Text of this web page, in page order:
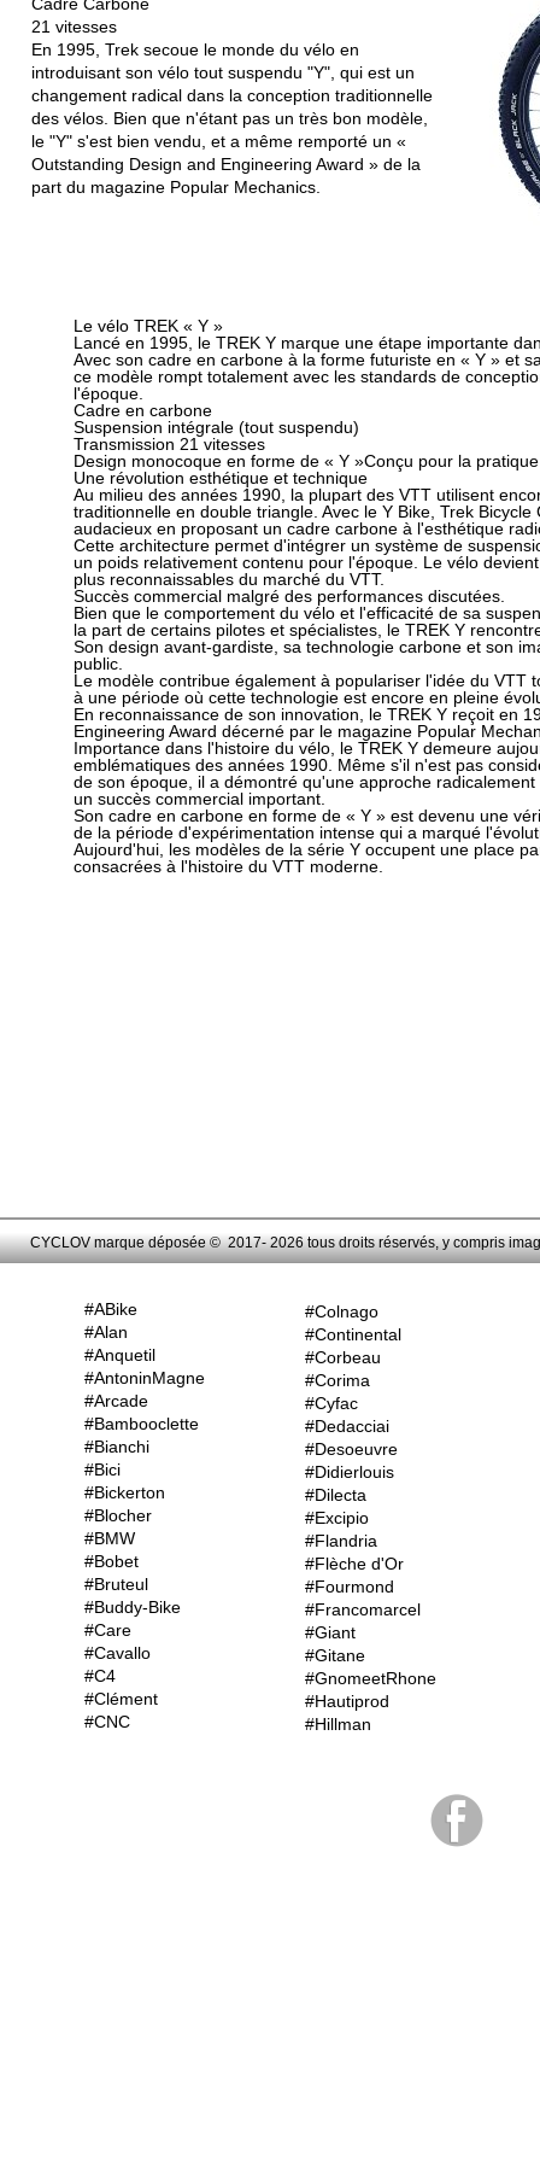
#Colnago
#Continental
#Corbeau
#Corima
#Cyfac
#Dedacciai
#Desoeuvre
#Didierlouis
#Dilecta
#Excipio
#Flandria
#Flèche d'Or
#Fourmond
#Francomarcel
#Giant
#Gitane
#GnomeetRhone
#Hautiprod
#Hillman
#ABike
#Alan
#Anquetil
#AntoninMagne
#Arcade
#Bambooclette
#Bianchi
#Bici
#Bickerton
#Blocher
#BMW
#Bobet
#Bruteul
#Buddy-Bike
#Care
#Cavallo
#C4
#Clément
#CNC
CYCLOV marque déposée © 2017- 2026 tous droits réservés, y compris
21 vitesses
En 1995, Trek secoue le monde du vélo en
introduisant son vélo tout suspendu "Y", qui est un
changement radical dans la conception traditionnelle
des vélos. Bien que n'étant pas un très bon modèle,
le "Y" s'est bien vendu, et a même remporté un «
Outstanding Design and Engineering Award » de la
part du magazine Popular Mechanics.
Le vélo TREK « Y »
Lancé en 1995, le TREK Y marque une étape importante
Avec son cadre en carbone à la forme futuriste en « Y » et
ce modèle rompt totalement avec les standards de
l'époque.
Cadre en carbone
Suspension intégrale (tout suspendu)
Transmission 21 vitesses
Design monocoque en forme de « Y »Conçu pour la
Une révolution esthétique et technique
Au milieu des années 1990, la plupart des VTT utilisent
traditionnelle en double triangle. Avec le Y Bike, Trek
audacieux en proposant un cadre carbone à l'esthétique
Cette architecture permet d'intégrer un système de
un poids relativement contenu pour l'époque. Le vélo
plus reconnaissables du marché du VTT.
Succès commercial malgré des performances discutées.
Bien que le comportement du vélo et l'efficacité de sa
la part de certains pilotes et spécialistes, le TREK Y
Son design avant-gardiste, sa technologie carbone et son
public.
Le modèle contribue également à populariser l'idée du VTT
à une période où cette technologie est encore en pleine
En reconnaissance de son innovation, le TREK Y reçoit en
Engineering Award décerné par le magazine Popular
Importance dans l'histoire du vélo, le TREK Y demeure
emblématiques des années 1990. Même s'il n'est pas
de son époque, il a démontré qu'une approche
un succès commercial important.
Son cadre en carbone en forme de « Y » est devenu une
de la période d'expérimentation intense qui a marqué
Aujourd'hui, les modèles de la série Y occupent une place
consacrées à l'histoire du VTT moderne.